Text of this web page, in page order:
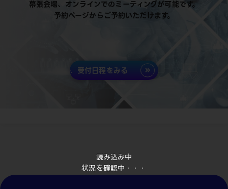
読み込み中
状況を確認中・・・
幕張会場、オンラインでのミーティングが可能です。
予約ページからご予約いただけます。
受付日程をみる